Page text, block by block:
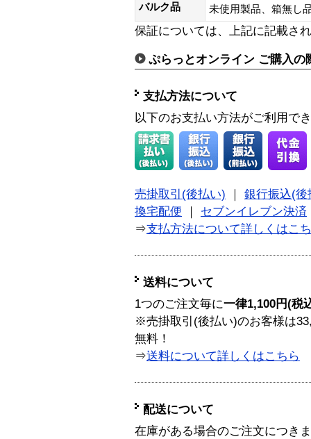
バルク品
未使用製品、箱無
保証については、上記に記載さ
ぷらっとオンライン ご購入の
支払方法について
以下のお支払い方法がご利用で
売掛取引(後払い)
銀行振込(後
換宅配便
セブンイレブン決済
⇒支払方法について詳しくはこ
送料について
1つのご注文毎に一律1,100円(税
※売掛取引(後払い)のお客様は
無料！
⇒送料について詳しくはこちら
配送について
在庫がある場合のご注文につき